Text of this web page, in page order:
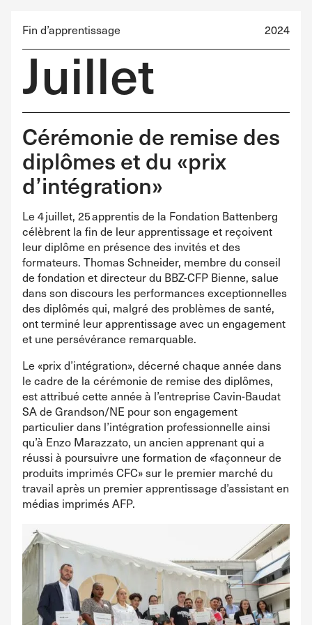
Fin d’apprentissage 2024
Juillet
Cérémonie de remise des
diplômes et du «prix
d’intégration»
Le 4 juillet, 25 apprentis de la Fondation Battenberg
célèbrent la fin de leur apprentissage et reçoivent
leur diplôme en présence des invités et des
formateurs. Thomas Schneider, membre du conseil
de fondation et directeur du BBZ-CFP Bienne, salue
dans son discours les performances exceptionnelles
des diplômés qui, malgré des problèmes de santé,
ont terminé leur apprentissage avec un engagement
et une persévérance remarquable.
Le «prix d’intégration», décerné chaque année dans
le cadre de la cérémonie de remise des diplômes,
est attribué cette année à l’entreprise Cavin-Baudat
SA de Grandson/NE pour son engagement
particulier dans l’intégration professionnelle ainsi
qu’à Enzo Marazzato, un ancien apprenant qui a
réussi à poursuivre une formation de «façonneur de
produits imprimés CFC» sur le premier marché du
travail après un premier apprentissage d’assistant en
médias imprimés AFP.